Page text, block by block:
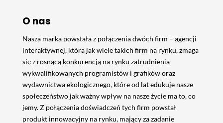
O nas
Nasza marka powstała z połączenia dwóch firm – agencji
interaktywnej, która jak wiele takich firm na rynku, zmaga
się z rosnącą konkurencją na rynku zatrudnienia
wykwalifikowanych programistów i grafików oraz
wydawnictwa ekologicznego, które od lat edukuje nasze
społeczeństwo jak ważny wpływ na nasze życie ma to, co
jemy. Z połączenia doświadczeń tych firm powstał
produkt innowacyjny na rynku, mający za zadanie